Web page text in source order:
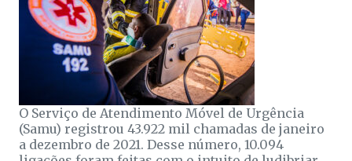
O Serviço de Atendimento Móvel de Urgência
(Samu) registrou 43.922 mil chamadas de janeiro
a dezembro de 2021. Desse número, 10.094